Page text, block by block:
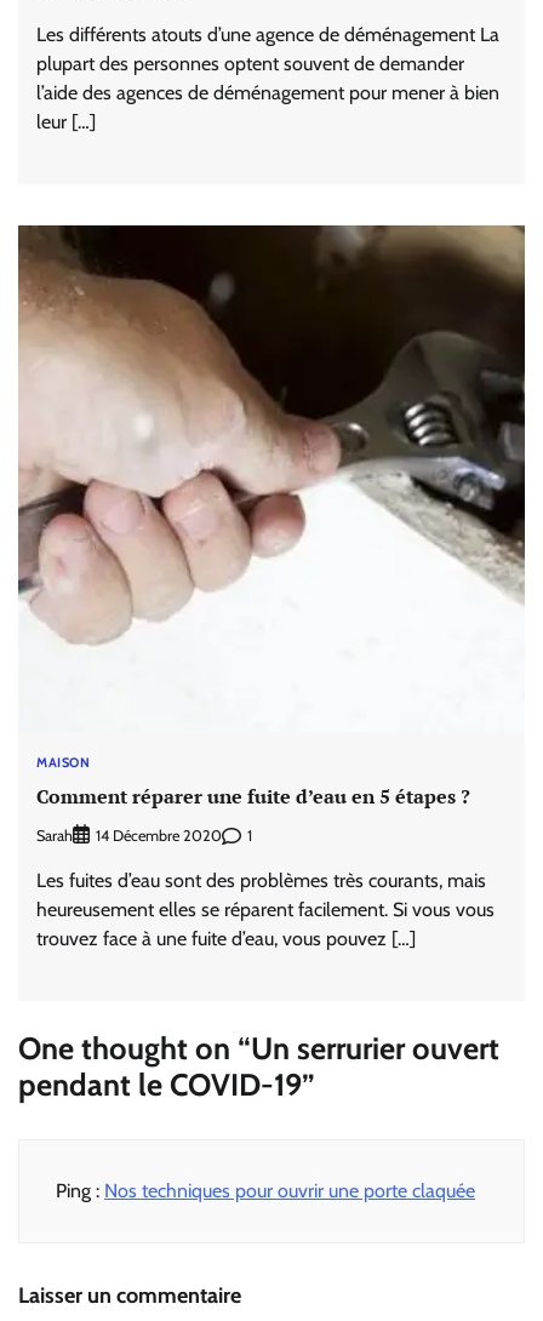
Les différents atouts d’une agence de déménagement La
plupart des personnes optent souvent de demander
l’aide des agences de déménagement pour mener à bien
leur […]
MAISON
Comment réparer une fuite d’eau en 5 étapes ?
Sarah 14 Décembre 2020 1
Les fuites d’eau sont des problèmes très courants, mais
heureusement elles se réparent facilement. Si vous vous
trouvez face à une fuite d’eau, vous pouvez […]
One thought on “Un serrurier ouvert
pendant le COVID-19”
Ping : Nos techniques pour ouvrir une porte claquée
Laisser un commentaire